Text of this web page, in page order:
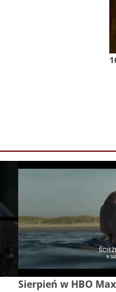
Sierpień w HBO Max